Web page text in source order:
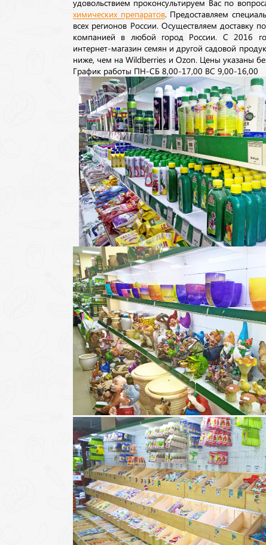
удовольствием проконсультируем Вас по
химических препаратов. Предоставляем
всех регионов России. Осуществляем доставку
компанией в любой город России. С 2016
интернет-магазин семян и другой садовой
ниже, чем на Wildberries и Ozon. Цены указаны без
График работы ПН-СБ 8,00-17,00 ВС 9,00-16,00